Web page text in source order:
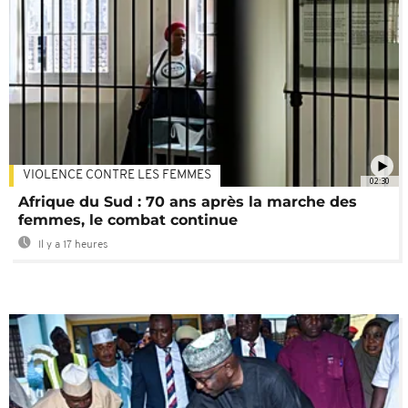
02:30
VIOLENCE CONTRE LES FEMMES
Afrique du Sud : 70 ans après la marche des
femmes, le combat continue
Il y a 17 heures